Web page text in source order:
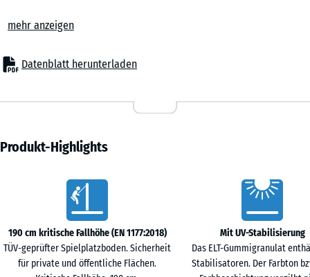
Spielflächen. Auch in Senioreneinrichtungen, in der Rehabilitation
bewährter Bodenbelag, der Sicherheit, Komfort und
Wirtschaftlichkeit verbindet.
– Spielbereiche für kleine Kinder, Balancier- und Bewegungszonen
– Terrassen mit Spielgeräten oder Aufenthaltsbereichen
– Fitness- und Outdoor-Fitnessanlagen
therapeutische Räume
Material & Aufbau
Die Platten bestehen aus PU-gebundenem Gummigranulat. Die
elastische, rutschhemmende Oberfläche ist robust und dauerhaft
belastbar. Erhältlich in 3 oder 4 cm Stärke, bieten die Puzzlematten
mehr anzeigen
Datenblatt herunterladen
x
50
0,25
- 9,20 €
50
x 3
- 6,60 €
Produkt-Highlights
190 cm kritische Fallhöhe (EN 1177:2018)
TÜV-geprüfter Spielplatzboden. Sicherheit
für private und öffentliche Flächen.
Mit UV-Stabilisierung
Das ELT-Gummigranulat
Stabilisatoren. Der Farbton